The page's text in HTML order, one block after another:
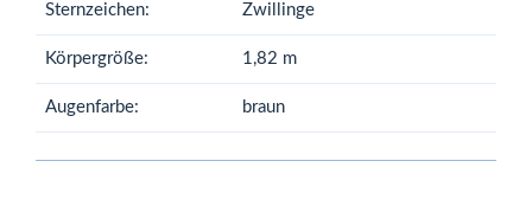
Sternzeichen: Zwillinge
Körpergröße: 1,82 m
Augenfarbe: braun